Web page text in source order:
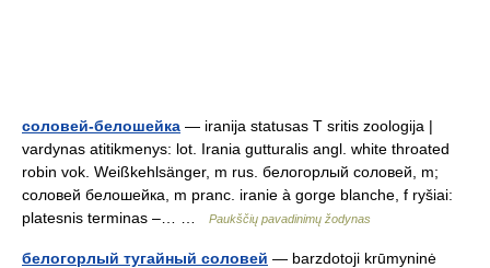
соловей-белошейка — iranija statusas T sritis zoologija |
vardynas atitikmenys: lot. Irania gutturalis angl. white throated
robin vok. Weißkehlsänger, m rus. белогорлый соловей, m;
соловей белошейка, m pranc. iranie à gorge blanche, f ryšiai:
platesnis terminas –… …
Paukščių pavadinimų žodynas
белогорлый тугайный соловей — barzdotoji krūmyninė